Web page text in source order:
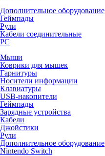
Дополнительное оборудование
Геймпады
Рули
Кабели соединительные
PC
Мыши
Коврики для мышек
Гарнитуры
Носители информации
Клавиатуры
USB-накопители
Геймпады
Зарядные устройства
Кабели
Джойстики
Рули
Дополнительное оборудование
Nintendo Switch